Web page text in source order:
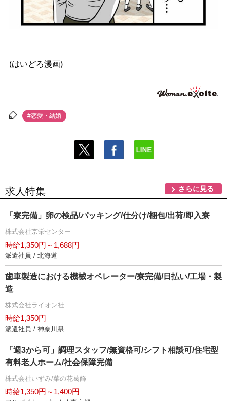
(はいどろ漫画)
#恋愛・結婚
求人特集 さらに見る
「寮完備」卵の検品/パッキング/仕分け/梱包/出荷/即入寮
株式会社京栄センター
時給1,350円～1,688円
派遣社員 / 北海道
歯車製造における機械オペレーター/寮完備/日払い/工場・製
造
株式会社ライオン社
時給1,350円
派遣社員 / 神奈川県
「週3から可」調理スタッフ/無資格可/シフト相談可/住宅型
有料老人ホーム/社会保障完備
株式会社いずみ/菜の花葛飾
時給1,350円～1,400円